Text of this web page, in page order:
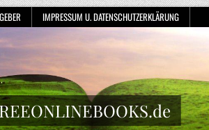
IMPRESSUM U. DATENSCHUTZERKLÄRUNG